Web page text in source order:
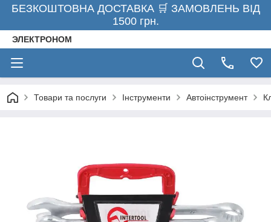
БЕЗКОШТОВНА ДОСТАВКА 🛒 ЗАМОВЛЕНЬ ВІД
1500 грн.
ЭЛЕКТРОНОМ
Товари та послуги Інструменти Автоінструмент